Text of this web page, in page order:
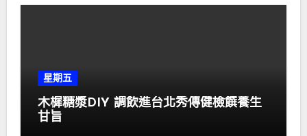
星期五
木樨糖漿DIY 調飲進台北秀傳健檢饌養生
甘旨